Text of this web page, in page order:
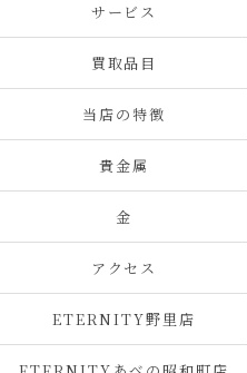
サービス
買取品目
当店の特徴
貴金属
金
アクセス
ETERNITY野里店